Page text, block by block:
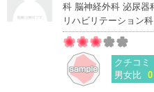
科 脳神経外科 泌尿器
リハビリテーション
クチコミ
男女比